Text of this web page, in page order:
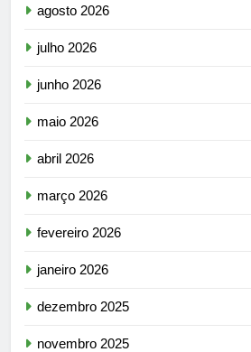
agosto 2026
julho 2026
junho 2026
maio 2026
abril 2026
março 2026
fevereiro 2026
janeiro 2026
dezembro 2025
novembro 2025